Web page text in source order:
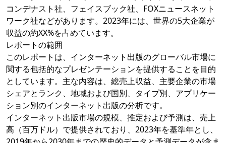
コンデナスト社、フェイスブック社、FOXニュースネット
ワーク社などがあります。2023年には、世界の5大企業が
収益の約XX%を占めています。
レポートの範囲
このレポートは、インターネット出版のグローバル市場に
関する包括的なプレゼンテーションを提供することを目的
としています。主な内容は、総売上収益、主要企業の市場
シェアとランク、地域および国別、タイプ別、アプリケー
ション別のインターネット出版の分析です。
インターネット出版市場の規模、推定および予測は、売上
高（百万ドル）で提供されており、2023年を基準年とし、